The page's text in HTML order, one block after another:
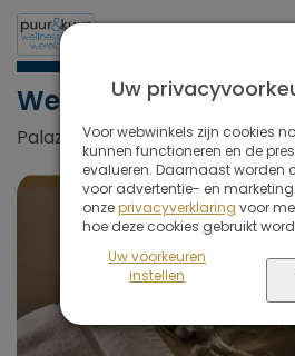
Wellness
Palazzo Fiuggi, Fiuggi, Italië
Uw
Voor webwinkels zijn cookies
kunnen functioneren en de
evalueren. Daarnaast worden
voor advertentie- en
onzeprivacyverklaring voor
hoe deze cookies gebruikt
Uw voorkeuren
instellen